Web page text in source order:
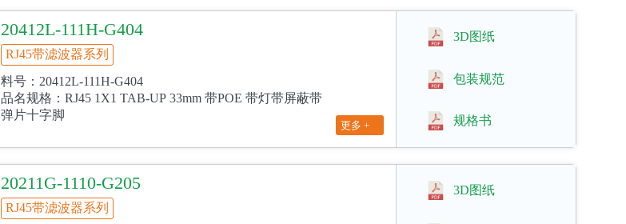
20412L-111H-G404
RJ45带滤波器系列
料号：20412L-111H-G404
品名规格：RJ45 1X1 TAB-UP 33mm 带POE 带灯带屏蔽带
弹片十字脚
更多 +
3D图纸
包装规范
规格书
20211G-1110-G205
RJ45带滤波器系列
3D图纸